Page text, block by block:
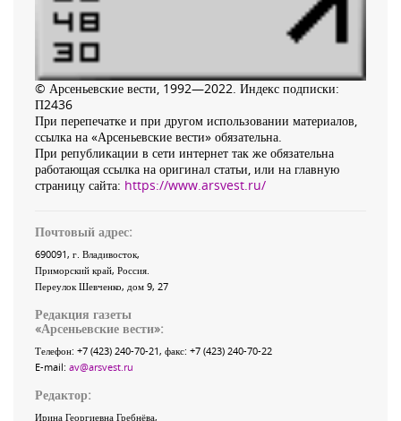
© Арсеньевские вести, 1992—2022. Индекс подписки:
П2436
При перепечатке и при другом использовании материалов,
ссылка на «Арсеньевские вести» обязательна.
При републикации в сети интернет так же обязательна
работающая ссылка на оригинал статьи, или на главную
страницу сайта: https://www.arsvest.ru/
Почтовый адрес:
690091, г. Владивосток,
Приморский край, Россия
Переулок Шевченко, дом 9, 27
Редакция газеты
«Арсеньевские вести»:
Телефон: +7 (423) 240-70-21, факс: +7 (423) 240-70-22
E-mail: av@arsvest.ru
Редактор:
Ирина Георгиевна Гребнёва,